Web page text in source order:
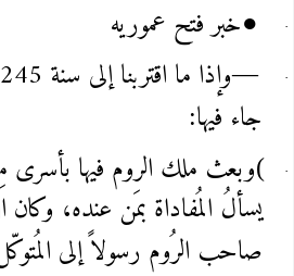
●خبر فتح عموريه‌
—
جاء فيها:
(وبعث ملك الروم فيها بأسرى
يسألُ المُفاداة بمَن عنده،
صاحب الرُوم رسولاً إلى المُتوكّل